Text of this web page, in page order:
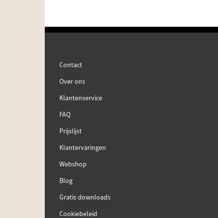
Contact
Over ons
Klantenservice
FAQ
Prijslijst
Klantervaringen
Webshop
Blog
Gratis downloads
Cookiebeleid